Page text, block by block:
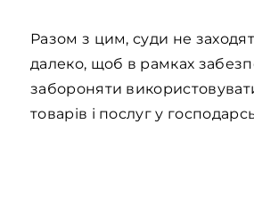
Разом з цим, суди не
далеко, щоб в рамках
забороняти
товарів і послуг у